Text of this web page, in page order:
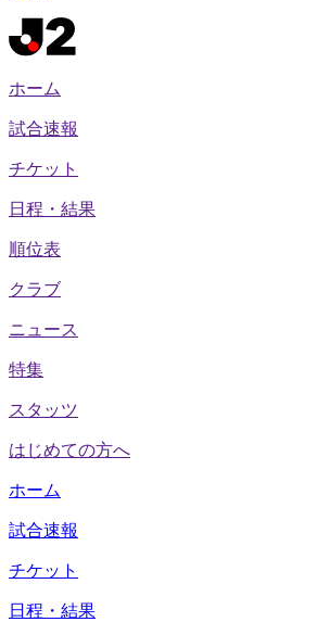
ホーム
試合速報
チケット
日程・結果
順位表
クラブ
ニュース
特集
スタッツ
はじめての方へ
ホーム
試合速報
チケット
日程・結果